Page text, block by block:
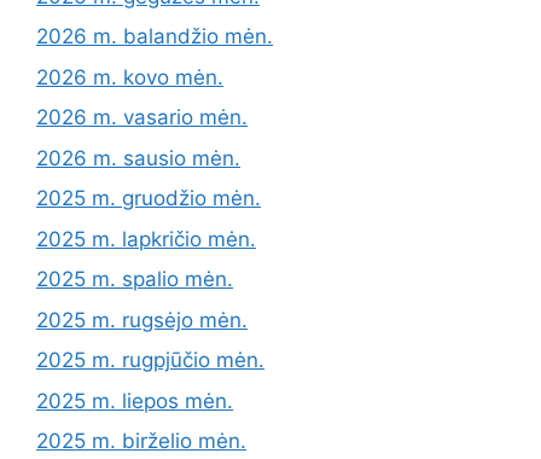
2026 m. balandžio mėn.
2026 m. kovo mėn.
2026 m. vasario mėn.
2026 m. sausio mėn.
2025 m. gruodžio mėn.
2025 m. lapkričio mėn.
2025 m. spalio mėn.
2025 m. rugsėjo mėn.
2025 m. rugpjūčio mėn.
2025 m. liepos mėn.
2025 m. birželio mėn.